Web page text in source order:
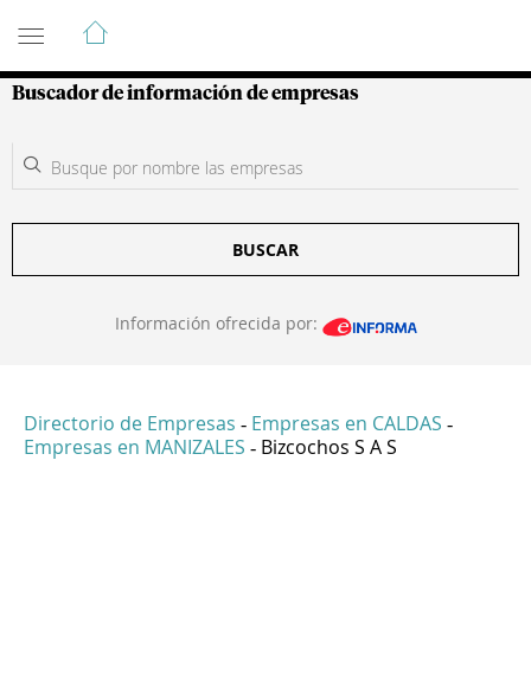
Guía de Empresas Colombianas
Buscador de información de empresas
BUSCAR
Información ofrecida por:
Directorio de Empresas - Empresas en CALDAS -
Empresas en MANIZALES - Bizcochos S A S